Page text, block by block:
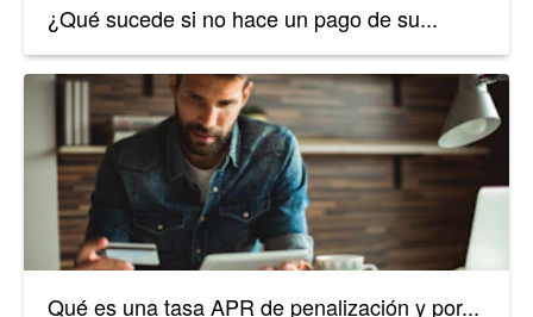
¿Qué sucede si no hace un pago de su...
Qué es una tasa APR de penalización y por...